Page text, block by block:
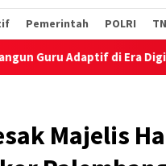
Pemerintah POLRI
Digital, Tim Pengabdian
Majelis